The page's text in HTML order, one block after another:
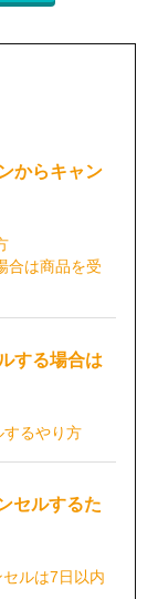
からキャン
合は商品を受
する場合は
るやり方
セルするた
ルは7日以内